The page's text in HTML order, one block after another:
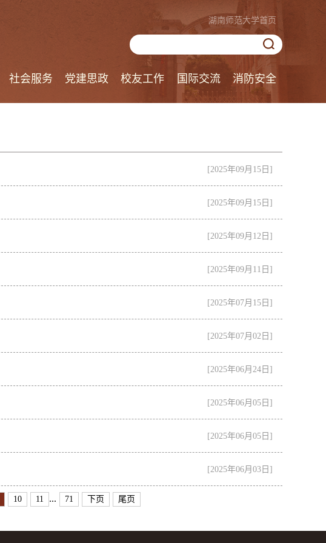
湖南师范大学首页
社会服务 党建思政 校友工作 国际交流 消防安全
[2025年09月15日]
[2025年09月15日]
[2025年09月12日]
[2025年09月11日]
[2025年07月15日]
[2025年07月02日]
[2025年06月24日]
[2025年06月05日]
[2025年06月05日]
[2025年06月03日]
10 11 ... 71 下页 尾页